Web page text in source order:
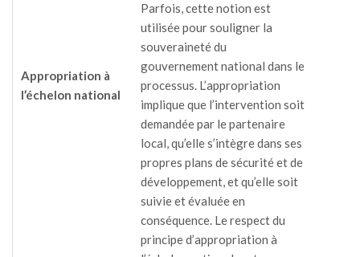
Appropriation à
l’échelon national
Parfois, cette notion est
utilisée pour souligner la
souveraineté du
gouvernement national dans le
processus. L’appropriation
implique que l’intervention soit
demandée par le partenaire
local, qu’elle s’intègre dans ses
propres plans de sécurité et de
développement, et qu’elle soit
suivie et évaluée en
conséquence. Le respect du
principe d’appropriation à